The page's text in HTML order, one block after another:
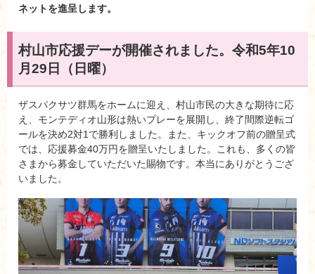
ネットを進呈します。
村山市応援デーが開催されました。令和5年10
月29日（日曜）
ザスパクサツ群馬をホームに迎え、村山市民の大きな期待に応
え、モンテディオ山形は熱いプレーを展開し、終了間際逆転ゴ
ールを決め2対1で勝利しました。また、キックオフ前の贈呈式
では、応援募金40万円を贈呈いたしました。これも、多くの皆
さまから募金していただいた賜物です。本当にありがとうござ
いました。